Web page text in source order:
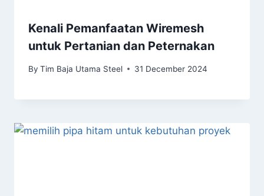
Kenali Pemanfaatan Wiremesh
untuk Pertanian dan Peternakan
By Tim Baja Utama Steel 31 December 2024